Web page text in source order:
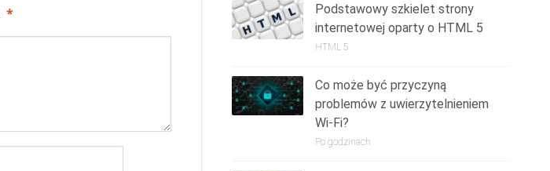
*
Podstawowy szkielet strony
internetowej oparty o HTML 5
HTML 5
Co może być przyczyną
problemów z uwierzytelnieniem
Wi-Fi?
Po godzinach